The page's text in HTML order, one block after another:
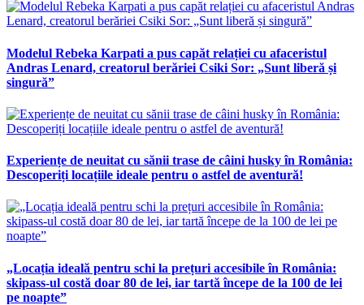
Modelul Rebeka Karpati a pus capăt relației cu afaceristul
Andras Lenard, creatorul berăriei Csiki Sor: „Sunt liberă și
singură”
Experiențe de neuitat cu sănii trase de câini husky în România:
Descoperiți locațiile ideale pentru o astfel de aventură!
„Locația ideală pentru schi la prețuri accesibile în România:
skipass-ul costă doar 80 de lei, iar tartă începe de la 100 de lei
pe noapte”